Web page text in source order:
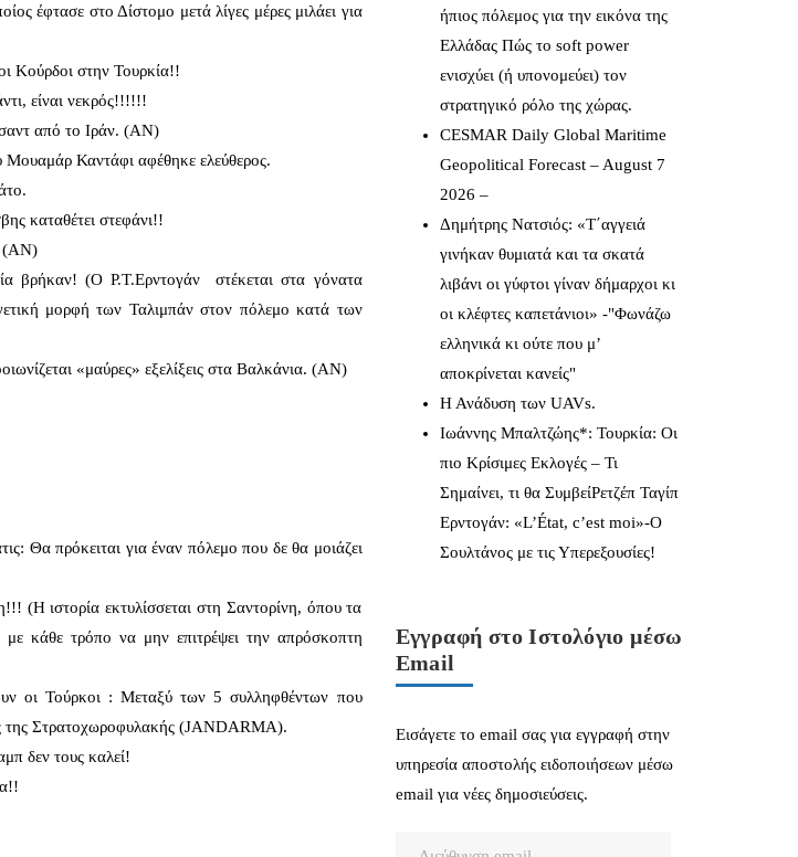
έφτασε στο Δίστομο μετά λίγες μέρες μιλάει για
Κούρδοι στην Τουρκία!!
είναι νεκρός!!!!!!
από το Ιράν. (ΑΝ)
Καντάφι αφέθηκε ελεύθερος.
καταθέτει στεφάνι!!
(ΑΝ)
βρήκαν! (Ο Ρ.Τ.Ερντογάν στέκεται στα γόνατα
μορφή των Ταλιμπάν στον πόλεμο κατά των
«μαύρες» εξελίξεις στα Βαλκάνια. (ΑΝ)
Θα πρόκειται για έναν πόλεμο που δε θα μοιάζει
(Η ιστορία εκτυλίσσεται στη Σαντορίνη, όπου τα
κάθε τρόπο να μην επιτρέψει την απρόσκοπτη
οι Τούρκοι : Μεταξύ των 5 συλληφθέντων που
της Στρατοχωροφυλακής (JANDARMA).
δεν τους καλεί!
ήπιος πόλεμος για την εικόνα της
Ελλάδας Πώς το soft power
ενισχύει (ή υπονομεύει) τον
στρατηγικό ρόλο της χώρας.
CESMAR Daily Global Maritime
Geopolitical Forecast – August 7
2026 –
Δημήτρης Νατσιός: «Τ΄αγγειά
γινήκαν θυμιατά και τα σκατά
λιβάνι οι γύφτοι γίναν δήμαρχοι κι
οι κλέφτες καπετάνιοι» -"Φωνάζω
ελληνικά κι ούτε που μ’
αποκρίνεται κανείς"
Η Ανάδυση των UAVs.
Ιωάννης Μπαλτζώης*: Τουρκία: Οι
πιο Κρίσιμες Εκλογές – Τι
Σημαίνει, τι θα ΣυμβείΡετζέπ Ταγίπ
Ερντογάν: «L’État, c’est moi»-Ο
Σουλτάνος με τις Υπερεξουσίες!
Εγγραφή στο Ιστολόγιο μέσω
Email
Εισάγετε το email σας για εγγραφή στην
υπηρεσία αποστολής ειδοποιήσεων μέσω
email για νέες δημοσιεύσεις.